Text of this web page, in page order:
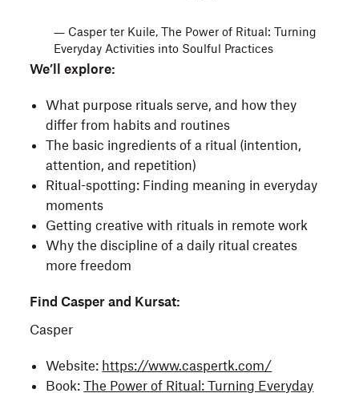
― Casper ter Kuile, The Power of Ritual: Turning
Everyday Activities into Soulful Practices
We’ll explore:
What purpose rituals serve, and how they
differ from habits and routines
The basic ingredients of a ritual (intention,
attention, and repetition)
Ritual-spotting: Finding meaning in everyday
moments
Getting creative with rituals in remote work
Why the discipline of a daily ritual creates
more freedom
Find Casper and Kursat:
Casper
Website: https://www.caspertk.com/
Book:The Power of Ritual: Turning Everyday